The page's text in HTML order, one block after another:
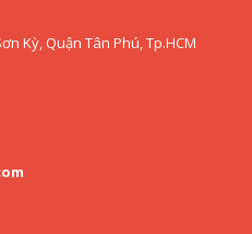
Kỳ, Quận Tân Phú, Tp.HCM